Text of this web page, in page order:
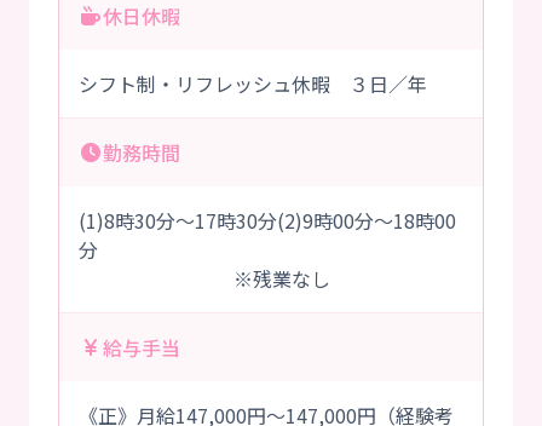
休日休暇
シフト制・リフレッシュ休暇 ３日／年
勤務時間
(1)8時30分～17時30分(2)9時00分～18時00
分
※残業なし
給与手当
《正》月給147,000円～147,000円（経験考